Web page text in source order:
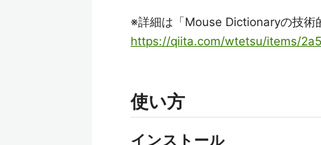
※詳細は「Mouse Dictionaryの技術
https://qiita.com/wtetsu/items/
使い方
インストール